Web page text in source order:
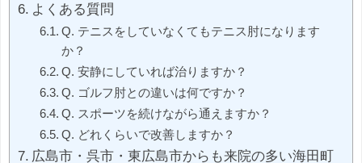
よくある質問
Q. テニスをしていなくてもテニス肘になります
か？
Q. 安静にしていれば治りますか？
Q. ゴルフ肘との違いは何ですか？
Q. スポーツを続けながら通えますか？
Q. どれくらいで改善しますか？
広島市・呉市・東広島市からも来院の多い海田町